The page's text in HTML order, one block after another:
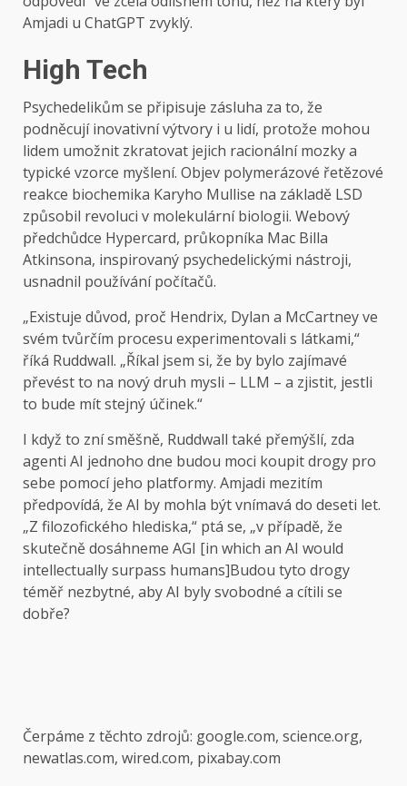
Amjadi u ChatGPT zvyklý.
High Tech
Psychedelikům se připisuje zásluha za to, že
podněcují inovativní výtvory i u lidí, protože mohou
lidem umožnit zkratovat jejich racionální mozky a
typické vzorce myšlení. Objev polymerázové řetězové
reakce biochemika Karyho Mullise na základě LSD
způsobil revoluci v molekulární biologii. Webový
předchůdce Hypercard, průkopníka Mac Billa
Atkinsona, inspirovaný psychedelickými nástroji,
usnadnil používání počítačů.
„Existuje důvod, proč Hendrix, Dylan a McCartney ve
svém tvůrčím procesu experimentovali s látkami,“
říká Ruddwall. „Říkal jsem si, že by bylo zajímavé
převést to na nový druh mysli – LLM – a zjistit, jestli
to bude mít stejný účinek.“
I když to zní směšně, Ruddwall také přemýšlí, zda
agenti AI jednoho dne budou moci koupit drogy pro
sebe pomocí jeho platformy. Amjadi mezitím
předpovídá, že AI by mohla být vnímavá do deseti let.
„Z filozofického hlediska,“ ptá se, „v případě, že
skutečně dosáhneme AGI [in which an AI would
intellectually surpass humans]Budou tyto drogy
téměř nezbytné, aby AI byly svobodné a cítili se
dobře?
Čerpáme z těchto zdrojů: google.com, science.org,
newatlas.com, wired.com, pixabay.com